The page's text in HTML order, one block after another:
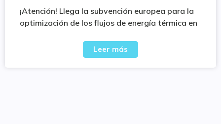
¡Atención! Llega la subvención europea para la
optimización de los flujos de energía térmica en
Leer más